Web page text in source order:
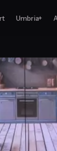
Umbria+